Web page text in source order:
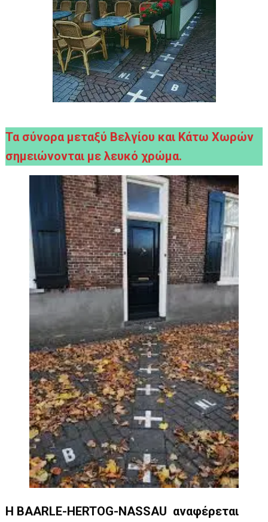
Τα σύνορα μεταξύ Βελγίου και Κάτω Χωρών
σημειώνονται με λευκό χρώμα.
H BAARLE-HERTOG-NASSAU αναφέρεται